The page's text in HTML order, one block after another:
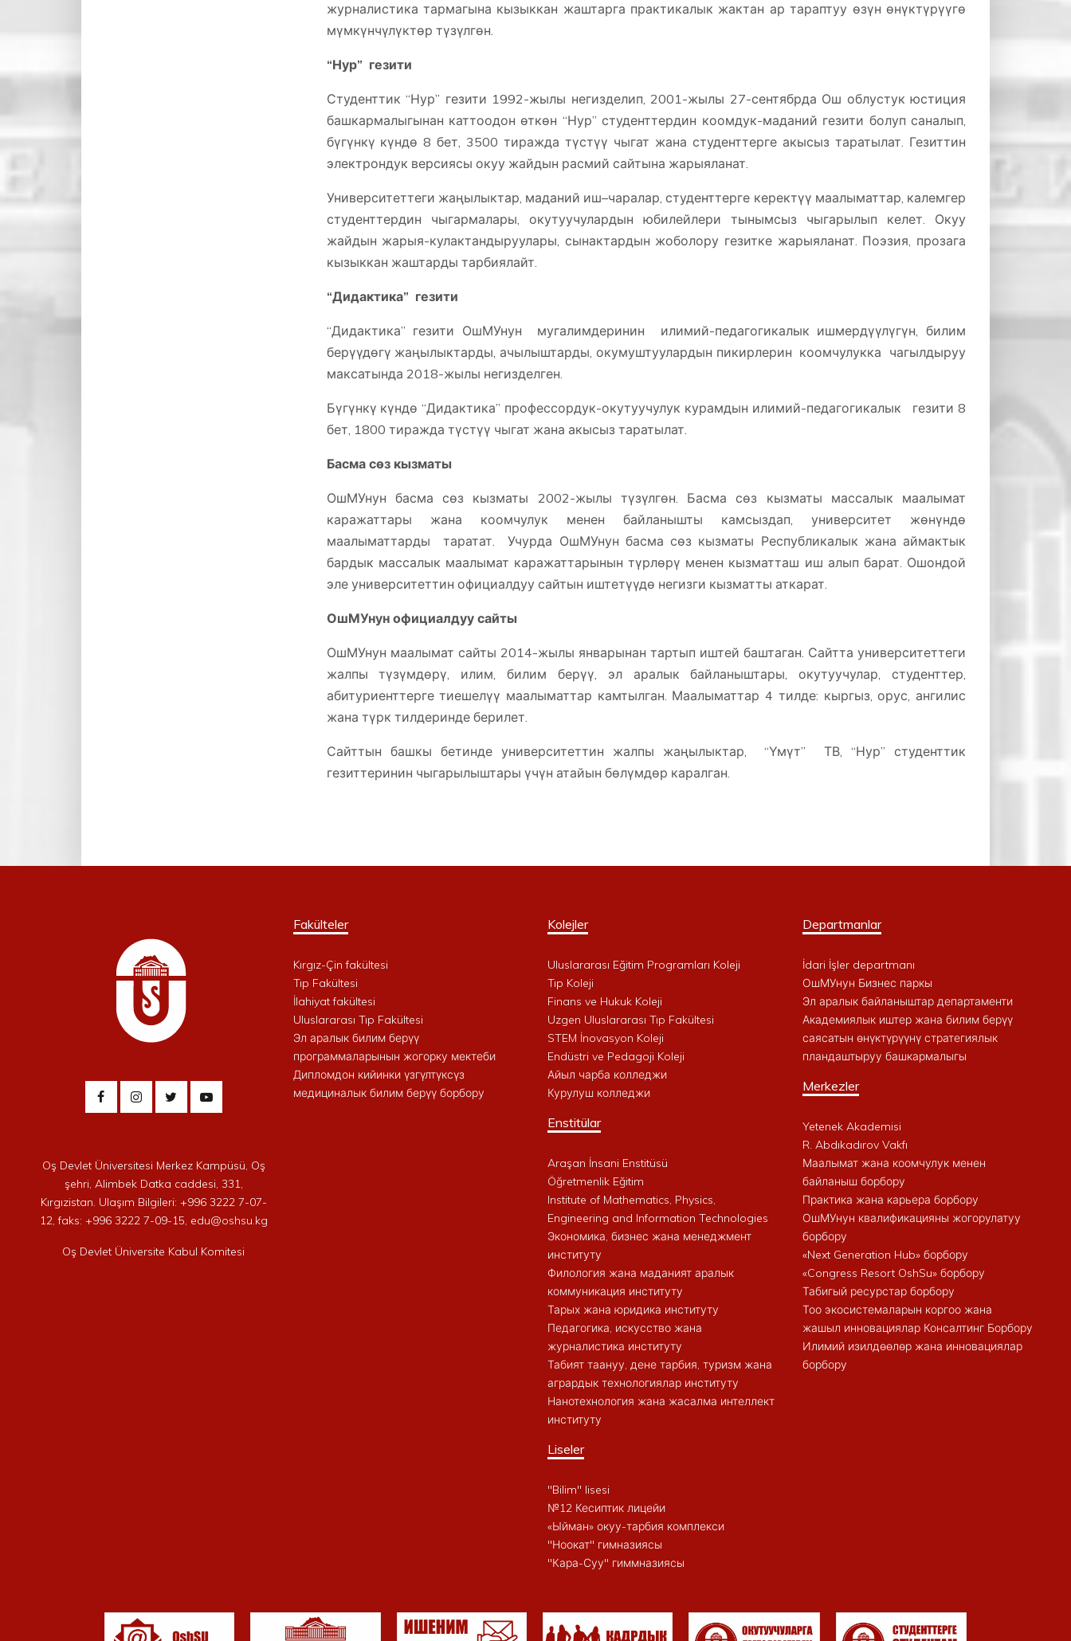
журналистика тармагына кызыккан жаштарга практикалык жактан ар тараптуу өзүн өнүктүрүүгө
мүмкүнчүлүктөр түзүлгөн.
“Нур” гезити
Студенттик “Нур” гезити 1992-жылы негизделип, 2001-жылы 27-сентябрда Ош облустук юстиция
башкармалыгынан каттоодон өткөн “Нур” студенттердин коомдук-маданий гезити болуп саналып,
бүгүнкү күндө 8 бет, 3500 тиражда түстүү чыгат жана студенттерге акысыз таратылат. Гезиттин
электрондук версиясы окуу жайдын расмий сайтына жарыяланат.
Университеттеги жаңылыктар, маданий иш–чаралар, студенттерге керектүү маалыматтар, калемгер
студенттердин чыгармалары, окутуучулардын юбилейлери тынымсыз чыгарылып келет. Окуу
жайдын жарыя-кулактандыруулары, сынактардын жоболору гезитке жарыяланат. Поэзия, прозага
кызыккан жаштарды тарбиялайт.
“Дидактика” гезити
“Дидактика” гезити ОшМУнун мугалимдеринин илимий-педагогикалык ишмердүүлүгүн, билим
берүүдөгү жаңылыктарды, ачылыштарды, окумуштуулардын пикирлерин коомчулукка чагылдыруу
максатында 2018-жылы негизделген.
Бүгүнкү күндө “Дидактика” профессордук-окутуучулук курамдын илимий-педагогикалык гезити 8
бет, 1800 тиражда түстүү чыгат жана акысыз таратылат.
Басма сөз кызматы
ОшМУнун басма сөз кызматы 2002-жылы түзүлгөн. Басма сөз кызматы массалык маалымат
каражаттары жана коомчулук менен байланышты камсыздап, университет жөнүндө
маалыматтарды таратат. Учурда ОшМУнун басма сөз кызматы Республикалык жана аймактык
бардык массалык маалымат каражаттарынын түрлөрү менен кызматташ иш алып барат. Ошондой
эле университеттин официалдуу сайтын иштетүүдө негизги кызматты аткарат.
ОшМУнун официалдуу сайты
ОшМУнун маалымат сайты 2014-жылы январынан тартып иштей баштаган. Сайтта университеттеги
жалпы түзүмдөрү, илим, билим берүү, эл аралык байланыштары, окутуучулар, студенттер,
абитуриенттерге тиешелүү маалыматтар камтылган. Маалыматтар 4 тилде: кыргыз, орус, ангилис
жана түрк тилдеринде берилет.
Сайттын башкы бетинде университеттин жалпы жаңылыктар, “Үмүт” ТВ, “Нур” студенттик
гезиттеринин чыгарылыштары үчүн атайын бөлүмдөр каралган.
Oş Devlet Üniversitesi Merkez Kampüsü, Oş
şehri, Alimbek Datka caddesi, 331,
Kırgızistan. Ulaşım Bilgileri: +996 3222 7-07-
12, faks: +996 3222 7-09-15, edu@oshsu.kg
Oş Devlet Üniversite Kabul Komitesi
Fakülteler
Kırgız-Çin fakültesi
Tıp Fakültesi
İlahiyat fakültesi
Uluslararası Tıp Fakültesi
Эл аралык билим берүү
программаларынын жогорку мектеби
Дипломдон кийинки үзгүлтүксүз
медициналык билим берүү борбору
Kolejler
Uluslararası Eğitim Programları Koleji
Tıp Koleji
Finans ve Hukuk Koleji
Uzgen Uluslararası Tıp Fakültesi
STEM İnovasyon Koleji
Endüstri ve Pedagoji Koleji
Айыл чарба колледжи
Курулуш колледжи
Enstitülar
Araşan İnsani Enstitüsü
Öğretmenlik Eğitim
Institute of Mathematics, Physics,
Engineering and Information Technologies
Экономика, бизнес жана менеджмент
институту
Филология жана маданият аралык
коммуникация институту
Тарых жана юридика институту
Педагогика, искусство жана
журналистика институту
Табият таануу, дене тарбия, туризм жана
агрардык технологиялар институту
Нанотехнология жана жасалма интеллект
институту
Liseler
"Bilim" lisesi
№12 Кесиптик лицейи
«Ыйман» окуу-тарбия комплекси
"Ноокат" гимназиясы
"Кара-Суу" гиммназиясы
Departmanlar
İdari İşler departmanı
ОшМУнун Бизнес паркы
Эл аралык байланыштар департаменти
Академиялык иштер жана билим берүү
саясатын өнүктүрүүнү стратегиялык
пландаштыруу башкармалыгы
Merkezler
Yetenek Akademisi
R. Abdıkadırov Vakfı
Маалымат жана коомчулук менен
байланыш борбору
Практика жана карьера борбору
ОшМУнун квалификацияны жогорулатуу
борбору
«Next Generation Hub» борбору
«Congress Resort OshSu» борбору
Табигый ресурстар борбору
Тоо экосистемаларын коргоо жана
жашыл инновациялар Консалтинг Борбору
Илимий изилдөөлөр жана инновациялар
борбору